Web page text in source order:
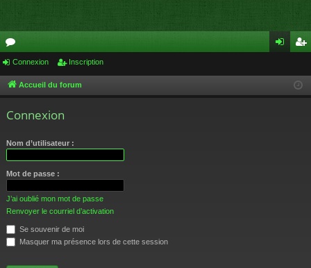
or
u cri
Connexion Inscription
Accueil du forum
Connexion
Nom d’utilisateur :
Mot de passe :
J’ai oublié mon mot de passe
Renvoyer le courriel d’activation
Se souvenir de moi
Masquer ma présence lors de cette session